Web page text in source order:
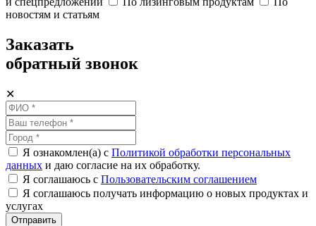
новостям и статьям
Заказать
обратный звонок
✕
Я ознакомлен(а) с Политикой обработки персональных
данных и даю согласие на их обработку.
Я соглашаюсь c Пользовательским соглашением
Я соглашаюсь получать информацию о новых продуктах и
услугах
Отправить